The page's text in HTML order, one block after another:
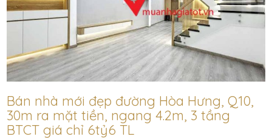
Bán nhà mới đẹp đường Hòa Hưng, Q10,
30m ra mặt tiền, ngang 4.2m, 3 tầng
BTCT giá chỉ 6tỷ6 TL